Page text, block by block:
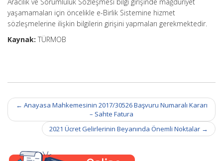
yaşamamaları için öncelikle e-Birlik Sistemine hizmet
sözleşmelerine ilişkin bilgilerin girişini yapmaları gerekmektedir.
Kaynak: TÜRMOB
Post
navigation
← Anayasa Mahkemesinin 2017/30526 Başvuru Numaralı Kararı
– Sahte Fatura
2021 Ücret Gelirlerinin Beyanında Önemli Noktalar →